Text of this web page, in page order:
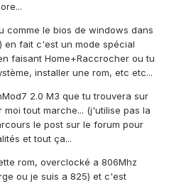
comme le bios de windows dans
en fait c'est un mode spécial
faisant Home+Raccrocher ou tu
installer une rom, etc etc...
2.0 M3 que tu trouvera sur
tout marche... (j'utilise pas la
le post sur le forum pour
et tout ça...
rom, overclocké a 806Mhz
ou je suis a 825) et c'est